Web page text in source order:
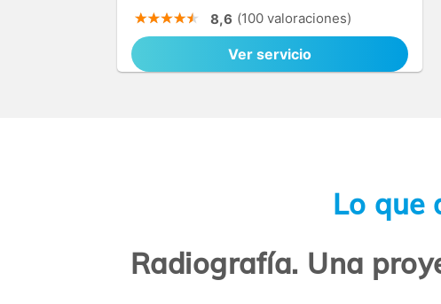
8,6 (100 valoraciones)
Ver servicio
Lo que
Radiografía. Una